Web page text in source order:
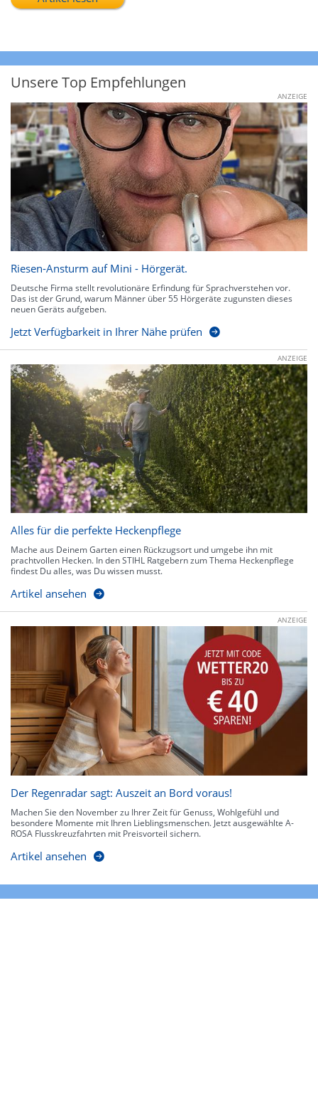
Unsere Top Empfehlungen
ANZEIGE
Riesen-Ansturm auf Mini - Hörgerät.
Deutsche Firma stellt revolutionäre Erfindung für Sprachverstehen vor.
Das ist der Grund, warum Männer über 55 Hörgeräte zugunsten dieses
neuen Geräts aufgeben.
Jetzt Verfügbarkeit in Ihrer Nähe prüfen
ANZEIGE
Alles für die perfekte Heckenpflege
Mache aus Deinem Garten einen Rückzugsort und umgebe ihn mit
prachtvollen Hecken. In den STIHL Ratgebern zum Thema Heckenpflege
findest Du alles, was Du wissen musst.
Artikel ansehen
ANZEIGE
Der Regenradar sagt: Auszeit an Bord voraus!
Machen Sie den November zu Ihrer Zeit für Genuss, Wohlgefühl und
besondere Momente mit Ihren Lieblingsmenschen. Jetzt ausgewählte A-
ROSA Flusskreuzfahrten mit Preisvorteil sichern.
Artikel ansehen